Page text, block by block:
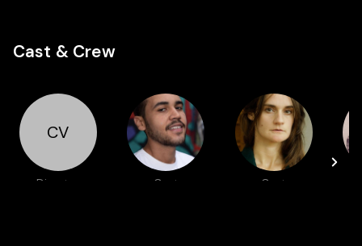
Cast & Crew
CV
Director Cast Cast